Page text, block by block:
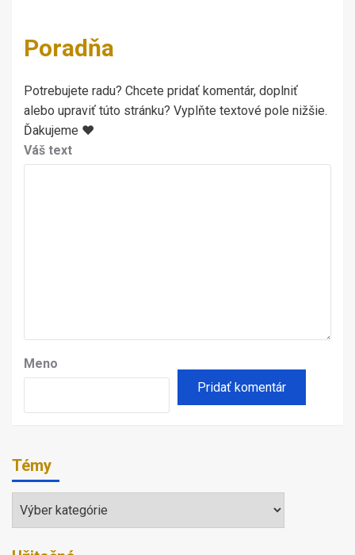
Poradňa
Potrebujete radu? Chcete pridať komentár, doplniť
alebo upraviť túto stránku? Vyplňte textové pole nižšie.
Ďakujeme ♥
Váš text
Meno
Témy
Témy